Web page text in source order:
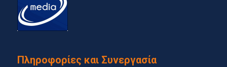
Πληροφορίες και Συνεργασία